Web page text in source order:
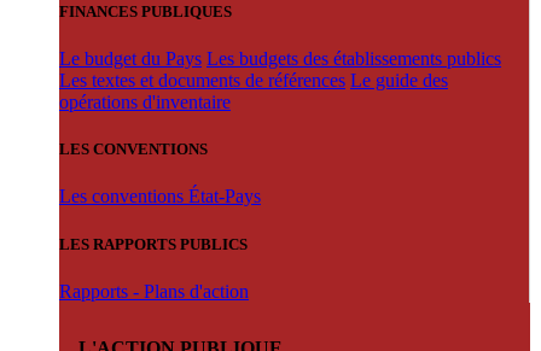
FINANCES PUBLIQUES
Le budget du Pays Les budgets des établissements publics
Les textes et documents de références Le guide des
opérations d'inventaire
LES CONVENTIONS
Les conventions État-Pays
LES RAPPORTS PUBLICS
Rapports - Plans d'action